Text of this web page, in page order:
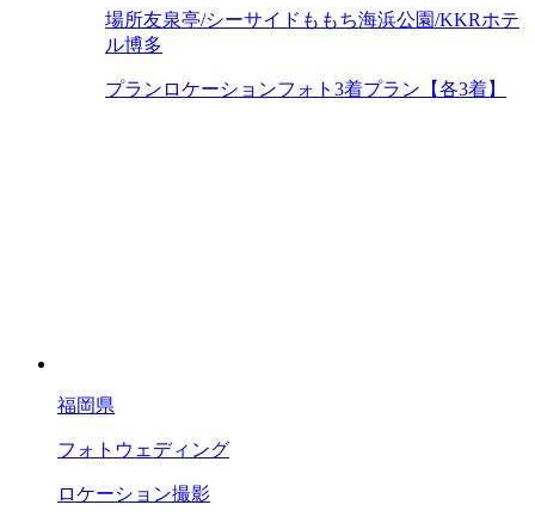
場所友泉亭/シーサイドももち海浜公園/KKRホテ
ル博多
プラン ロケーションフォト3着プラン【各3着】
福岡県
フォトウェディング
ロケーション撮影